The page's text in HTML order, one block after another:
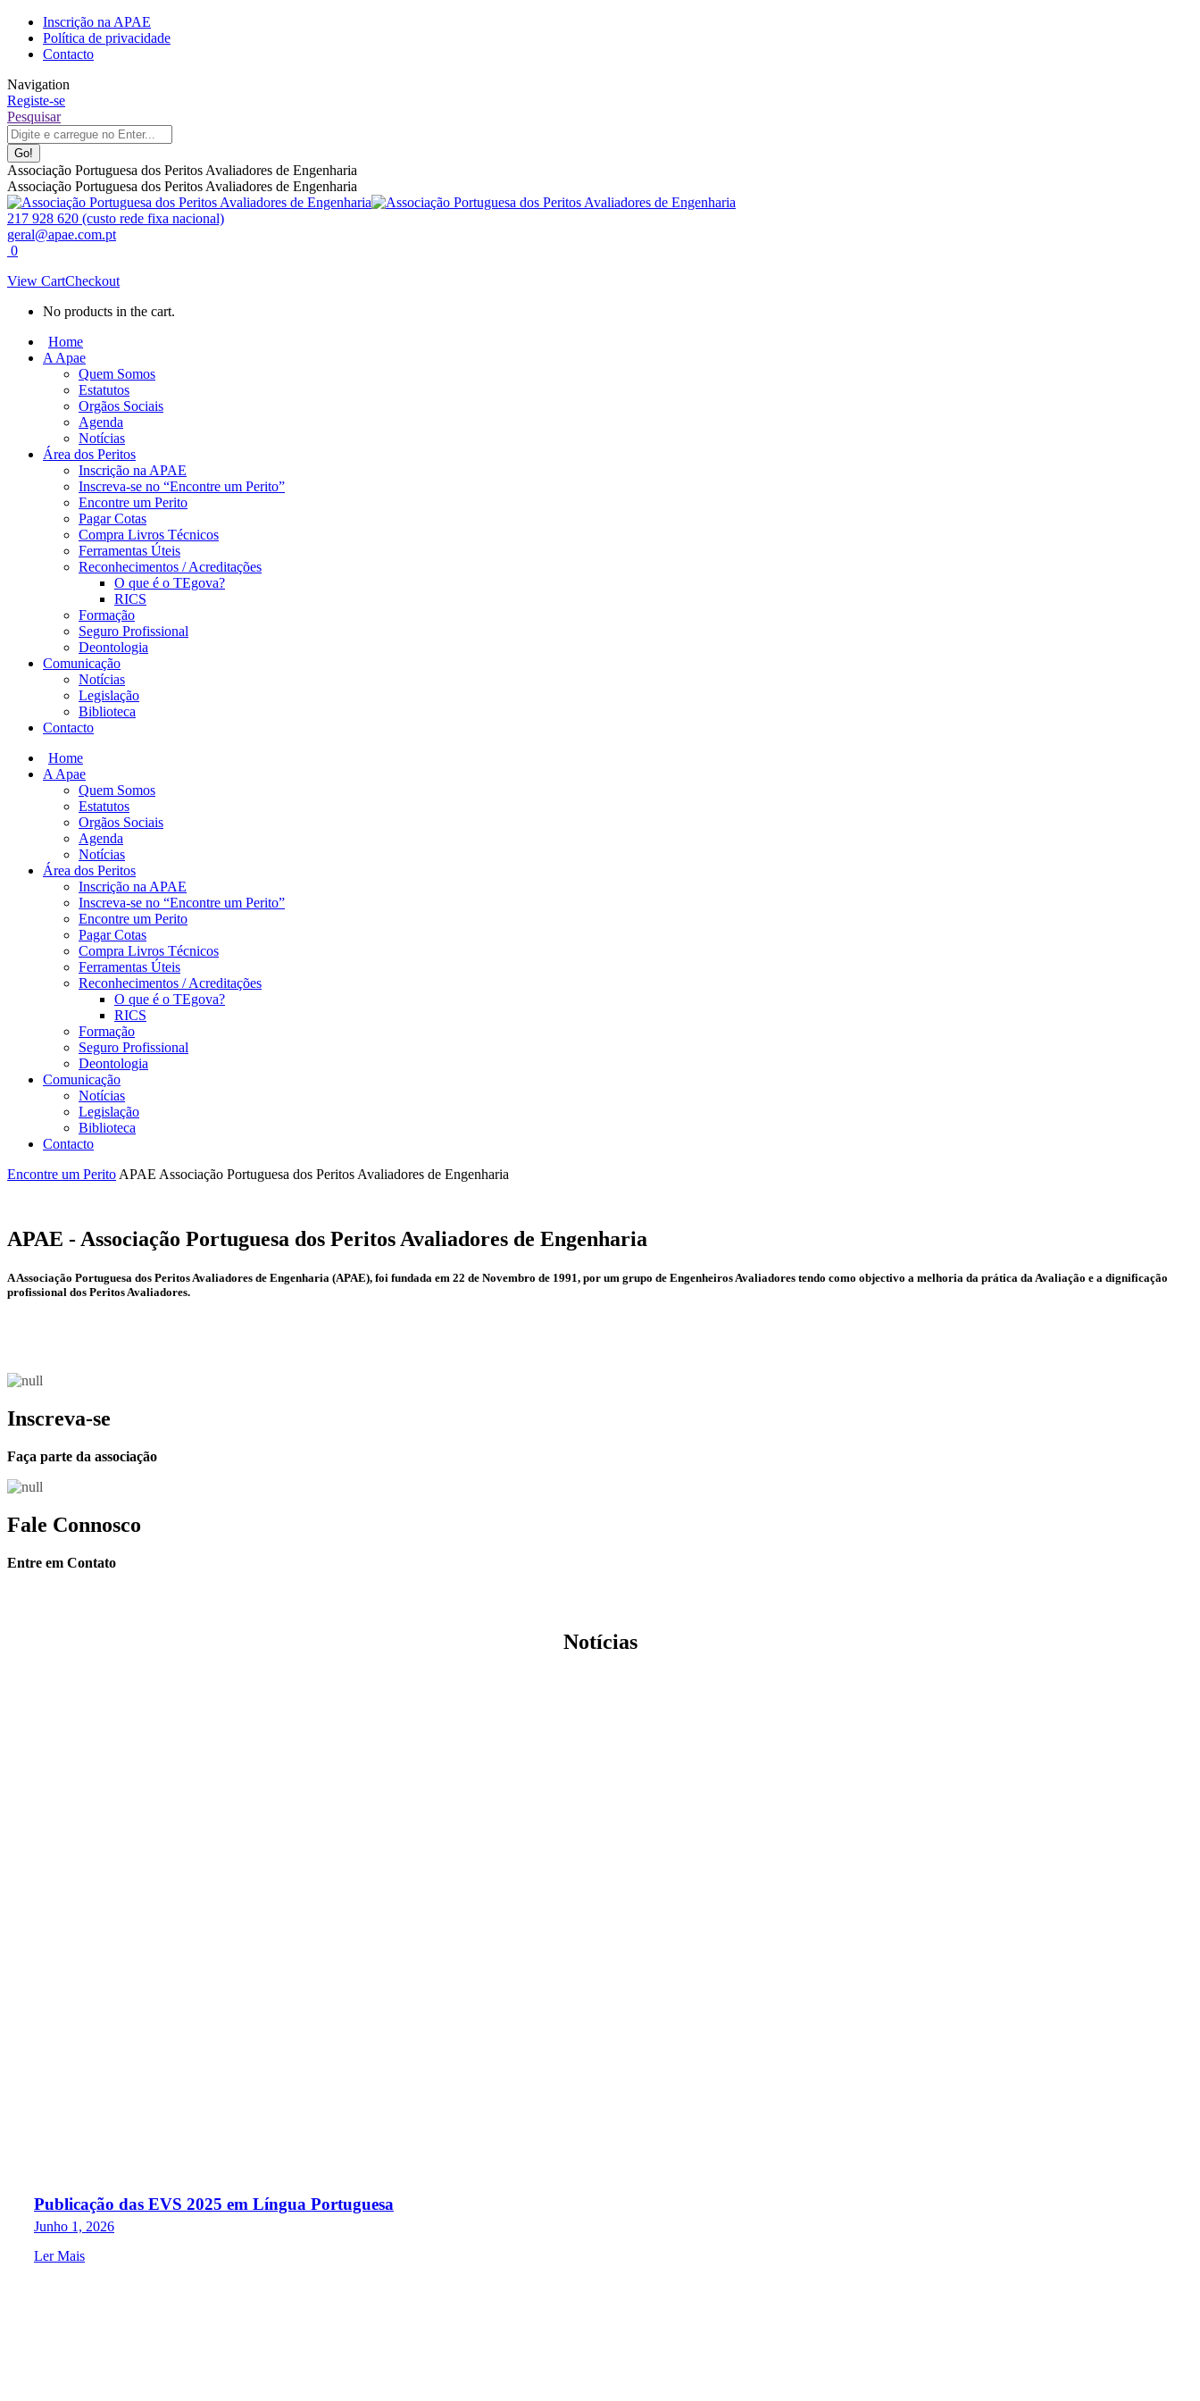
Skip
content
Inscrição na APAE
Política de privacidade
Contacto
Navigation
Registe-se
Facebook
page
opens
in
new
window
Linkedin
page
opens
in
new
window
Instagram
page
opens
in
new
window
Search:
Pesquisar
Associação Portuguesa dos Peritos Avaliadores de Engenharia
Associação Portuguesa dos Peritos Avaliadores de Engenharia
217 928 620 (custo rede fixa nacional)
geral@apae.com.pt
0
View CartCheckout
No products in the cart.
Home
A Apae
Quem Somos
Estatutos
Orgãos Sociais
Agenda
Notícias
Área dos Peritos
Inscrição na APAE
Inscreva-se no “Encontre um Perito”
Encontre um Perito
Pagar Cotas
Compra Livros Técnicos
Ferramentas Úteis
Reconhecimentos / Acreditações
O que é o TEgova?
RICS
Formação
Seguro Profissional
Deontologia
Comunicação
Notícias
Legislação
Biblioteca
Contacto
Home
A Apae
Quem Somos
Estatutos
Orgãos Sociais
Agenda
Notícias
Área dos Peritos
Inscrição na APAE
Inscreva-se no “Encontre um Perito”
Encontre um Perito
Pagar Cotas
Compra Livros Técnicos
Ferramentas Úteis
Reconhecimentos / Acreditações
O que é o TEgova?
RICS
Formação
Seguro Profissional
Deontologia
Comunicação
Notícias
Legislação
Biblioteca
Contacto
Encontre um Perito APAE Associação Portuguesa dos Peritos Avaliadores de Engenharia
APAE - Associação Portuguesa dos Peritos Avaliadores de Engenharia
A Associação Portuguesa dos Peritos Avaliadores de Engenharia (APAE), foi fundada em 22 de Novembro de 1991, por um grupo de Engenheiros Avaliadores tendo como objectivo a melhoria da prática da Avaliação e a dignificação
profissional dos Peritos Avaliadores.
Inscreva-se
Faça parte da associação
Fale Connosco
Entre em Contato
Notícias
Publicação das EVS 2025 em Língua Portuguesa
Junho 1, 2026
Ler Mais